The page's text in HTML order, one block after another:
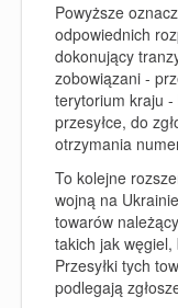
Powyższe
odpowiednich
dokonujący
zobowiązani -
terytorium kraju
przesyłce, do
otrzymania
To kolejne
wojną na
towarów
takich jak węgiel,
Przesyłki tych
podlegają